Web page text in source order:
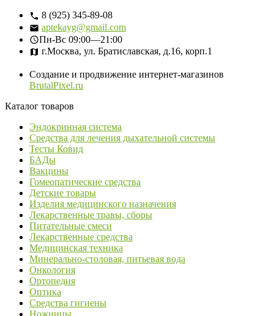
8 (925) 345-89-08
aptekayg@gmail.com
Пн-Вс 09:00—21:00
г.Москва, ул. Братиславская, д.16, корп.1
Создание и продвижение интернет-магазинов
BrutalPixel.ru
Каталог товаров
Эндокринная система
Средства для лечения дыхательной системы
Тесты Ковид
БАДы
Вакцины
Гомеопатические средства
Детские товары
Изделия медицинского назначения
Лекарственные травы, сборы
Питательные смеси
Лекарственные средства
Медицинская техника
Минерально-столовая, питьевая вода
Онкология
Ортопедия
Оптика
Средства гигиены